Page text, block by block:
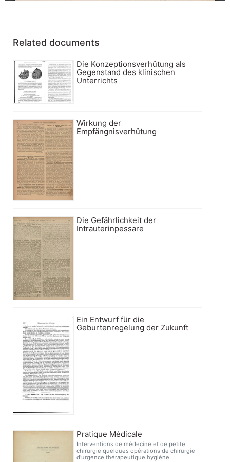
Related documents
Die Konzeptionsverhütung als
Gegenstand des klinischen
Unterrichts
Wirkung der
Empfängnisverhütung
Die Gefährlichkeit der
Intrauterinpessare
Ein Entwurf für die
Geburtenregelung der Zukunft
Pratique Médicale
Interventions de médecine et de petite
chirurgie quelques opérations de chirurgie
d'urgence thérapeutique hygiène